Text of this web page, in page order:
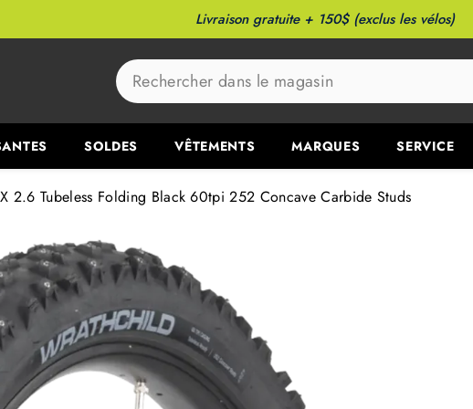
Livraison gratuite + 150$ (exclus les vélos)
SOLDES VÊTEMENTS MARQUES SERVICE
2.6 Tubeless Folding Black 60tpi 252 Concave Carbide Studs